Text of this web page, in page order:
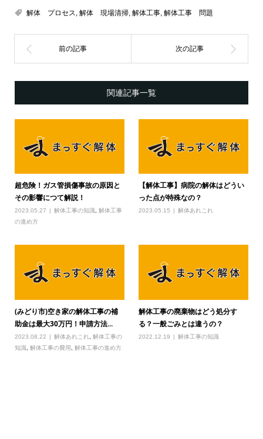
解体 プロセス, 解体 現場清掃, 解体工事, 解体工事 問題
関連記事一覧
超危険！ガス管損傷事故の原因と
その影響につて解説！
2023.05.27 解体工事の知識, 解体工事
の進め方
【解体工事】病院の解体はどうい
った点が特殊なの？
2023.05.15 解体あれこれ
(みどり市)空き家の解体工事の補
助金は最大30万円！申請方法...
2023.08.22 解体あれこれ
解体工事の
知識
解体工事の費用 解体工事の進め方
解体工事の廃棄物はどう処分す
る？一般ごみとは違うの？
2022.12.19 解体工事の知識